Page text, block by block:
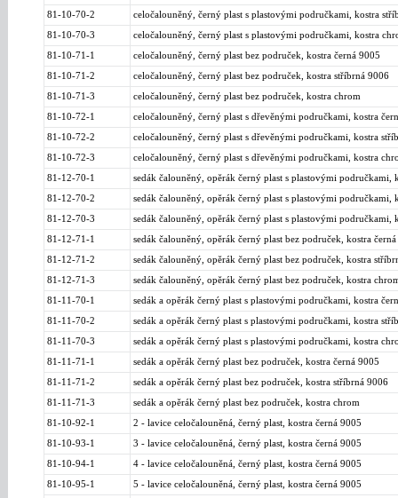
81-10-70-2 celočalouněný, černý plast s plastovými područkami, kostra
81-10-70-3 celočalouněný, černý plast s plastovými područkami, kostra
81-10-71-1 celočalouněný, černý plast bez područek, kostra černá 9005
81-10-71-2 celočalouněný, černý plast bez područek, kostra stříbrná 9006
81-10-71-3 celočalouněný, černý plast bez područek, kostra chrom
81-10-72-1 celočalouněný, černý plast s dřevěnými područkami, kostra
81-10-72-2 celočalouněný, černý plast s dřevěnými područkami, kostra
81-10-72-3 celočalouněný, černý plast s dřevěnými područkami, kostra
81-12-70-1 sedák čalouněný, opěrák černý plast s plastovými područkami,
81-12-70-2 sedák čalouněný, opěrák černý plast s plastovými područkami,
81-12-70-3 sedák čalouněný, opěrák černý plast s plastovými područkami,
81-12-71-1 sedák čalouněný, opěrák černý plast bez područek, kostra
81-12-71-2 sedák čalouněný, opěrák černý plast bez područek, kostra
81-12-71-3 sedák čalouněný, opěrák černý plast bez područek, kostra
81-11-70-1 sedák a opěrák černý plast s plastovými područkami, kostra
81-11-70-2 sedák a opěrák černý plast s plastovými područkami, kostra
81-11-70-3 sedák a opěrák černý plast s plastovými područkami, kostra
81-11-71-1 sedák a opěrák černý plast bez područek, kostra černá 9005
81-11-71-2 sedák a opěrák černý plast bez područek, kostra stříbrná 9006
81-11-71-3 sedák a opěrák černý plast bez područek, kostra chrom
81-10-92-1 2 - lavice celočalouněná, černý plast, kostra černá 9005
81-10-93-1 3 - lavice celočalouněná, černý plast, kostra černá 9005
81-10-94-1 4 - lavice celočalouněná, černý plast, kostra černá 9005
81-10-95-1 5 - lavice celočalouněná, černý plast, kostra černá 9005